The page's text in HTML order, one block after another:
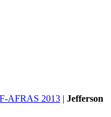
AFRAS 2013 | Jefferson